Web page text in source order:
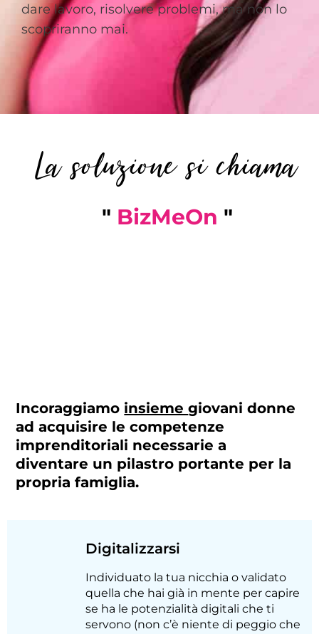
dare lavoro, risolvere problemi, ma non lo
scopriranno mai.
La soluzione si chiama
" BizMeOn "
Incoraggiamo insiemegiovani donne
ad acquisire le competenze
imprenditoriali necessarie a
diventare un pilastro portante per la
propria famiglia.
Digitalizzarsi
Individuato la tua nicchia o validato
quella che hai già in mente per capire
se ha le potenzialità digitali che ti
servono (non c’è niente di peggio che